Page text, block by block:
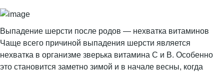
Выпадение шерсти после родов — нехватка витаминов
Чаще всего причиной выпадения шерсти является
нехватка в организме зверька витамина С и В. Особенно
это становится заметно зимой и в начале весны, когда